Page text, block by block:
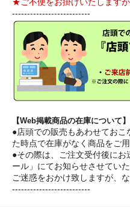
--------------------------
【Web掲載商品の在庫について】
●店頭での販売もあわせてお
た時点で在庫がなく商品をご
●その際は、ご注文受付後に
ール」にてお知らせさせてい
ご迷惑をおかけ致しますが、
--------------------------